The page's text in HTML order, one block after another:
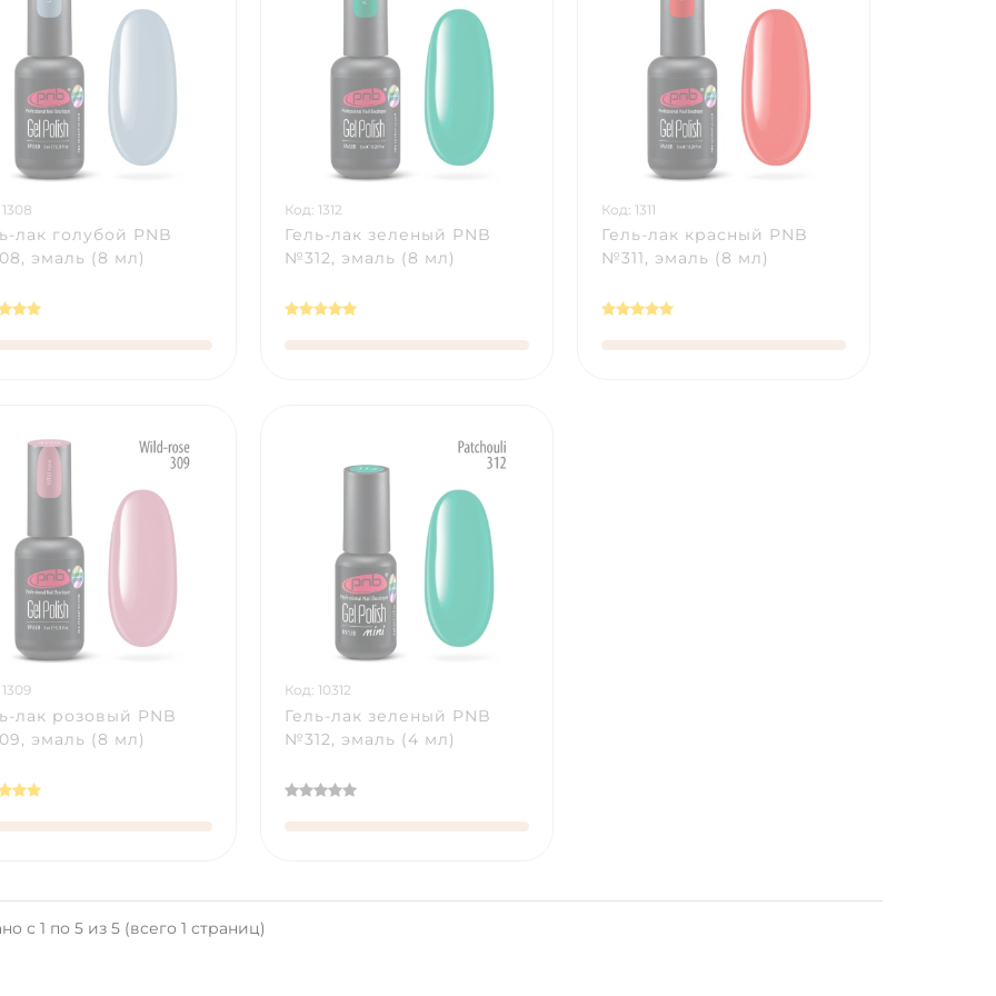
лак голубой PNB
эмаль (8 мл)
Код: 1312
Гель-лак зеленый PNB
№312, эмаль (8 мл)
Код: 1311
Гель-лак красный PNB
№311, эмаль (8 мл)
лак розовый PNB
эмаль (8 мл)
Код: 10312
Гель-лак зеленый PNB
№312, эмаль (4 мл)
с 1 по 5 из 5 (всего 1 страниц)